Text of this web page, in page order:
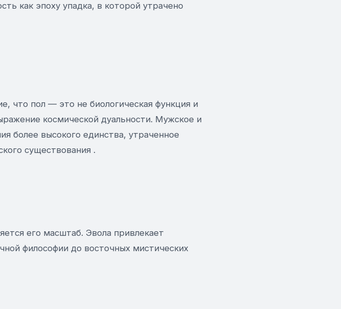
как эпоху упадка, в которой утрачено
что пол — это не биологическая функция и
космической дуальности. Мужское и
более высокого единства, утраченное
существования .
его масштаб. Эвола привлекает
философии до восточных мистических